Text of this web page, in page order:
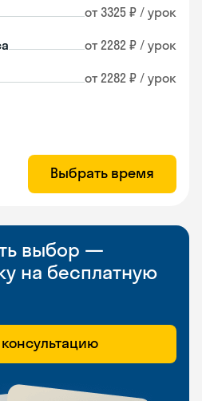
от 3325 ₽ / урок
от 2282 ₽ / урок
от 2282 ₽ / урок
Выбрать время
выбор —
на бесплатную